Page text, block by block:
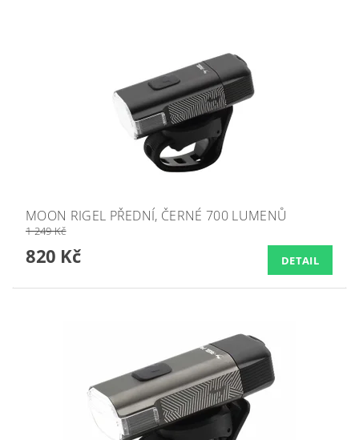
MOON RIGEL PŘEDNÍ, ČERNÉ 700 LUMENŮ
1 249 Kč
820 Kč DETAIL